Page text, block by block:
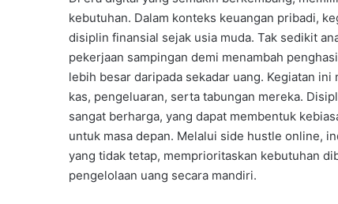
kebutuhan. Dalam konteks keuangan pribadi,
disiplin finansial sejak usia muda. Tak sedikit
pekerjaan sampingan demi menambah
lebih besar daripada sekadar uang. Kegiatan
kas, pengeluaran, serta tabungan mereka.
sangat berharga, yang dapat membentuk
untuk masa depan. Melalui side hustle online,
yang tidak tetap, memprioritaskan kebutuhan
pengelolaan uang secara mandiri.